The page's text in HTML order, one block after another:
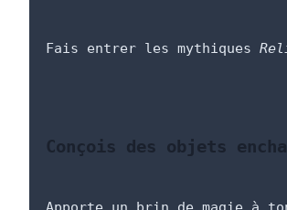
Fais entrer les mythiques
Conçois des objets